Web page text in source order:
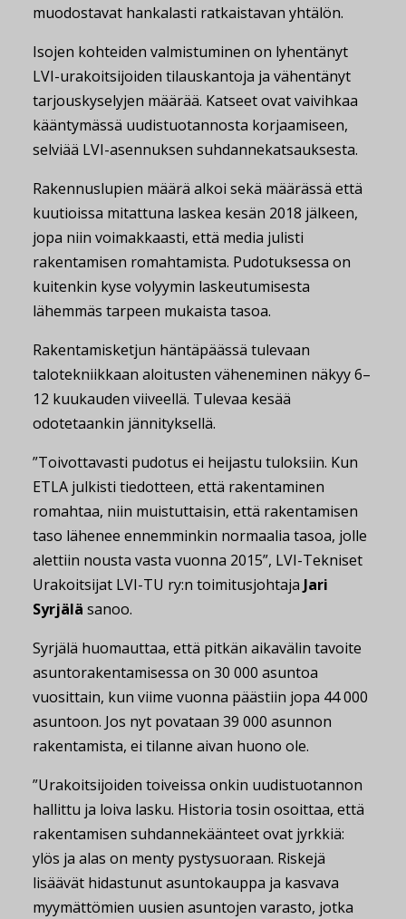
muodostavat hankalasti ratkaistavan yhtälön.
Isojen kohteiden valmistuminen on lyhentänyt
LVI-urakoitsijoiden tilauskantoja ja vähentänyt
tarjouskyselyjen määrää. Katseet ovat vaivihkaa
kääntymässä uudistuotannosta korjaamiseen,
selviää LVI-asennuksen suhdannekatsauksesta.
Rakennuslupien määrä alkoi sekä määrässä että
kuutioissa mitattuna laskea kesän 2018 jälkeen,
jopa niin voimakkaasti, että media julisti
rakentamisen romahtamista. Pudotuksessa on
kuitenkin kyse volyymin laskeutumisesta
lähemmäs tarpeen mukaista tasoa.
Rakentamisketjun häntäpäässä tulevaan
talotekniikkaan aloitusten väheneminen näkyy 6–
12 kuukauden viiveellä. Tulevaa kesää
odotetaankin jännityksellä.
”Toivottavasti pudotus ei heijastu tuloksiin. Kun
ETLA julkisti tiedotteen, että rakentaminen
romahtaa, niin muistuttaisin, että rakentamisen
taso lähenee ennemminkin normaalia tasoa, jolle
alettiin nousta vasta vuonna 2015”, LVI-Tekniset
Urakoitsijat LVI-TU ry:n toimitusjohtaja Jari
Syrjälä sanoo.
Syrjälä huomauttaa, että pitkän aikavälin tavoite
asuntorakentamisessa on 30 000 asuntoa
vuosittain, kun viime vuonna päästiin jopa 44 000
asuntoon. Jos nyt povataan 39 000 asunnon
rakentamista, ei tilanne aivan huono ole.
”Urakoitsijoiden toiveissa onkin uudistuotannon
hallittu ja loiva lasku. Historia tosin osoittaa, että
rakentamisen suhdannekäänteet ovat jyrkkiä:
ylös ja alas on menty pystysuoraan. Riskejä
lisäävät hidastunut asuntokauppa ja kasvava
myymättömien uusien asuntojen varasto, jotka